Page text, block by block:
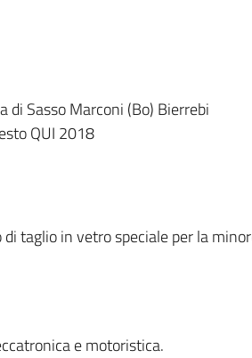
Sasso Marconi (Bo) Bierrebi
QUI 2018
taglio in vetro speciale per la
e motoristica.